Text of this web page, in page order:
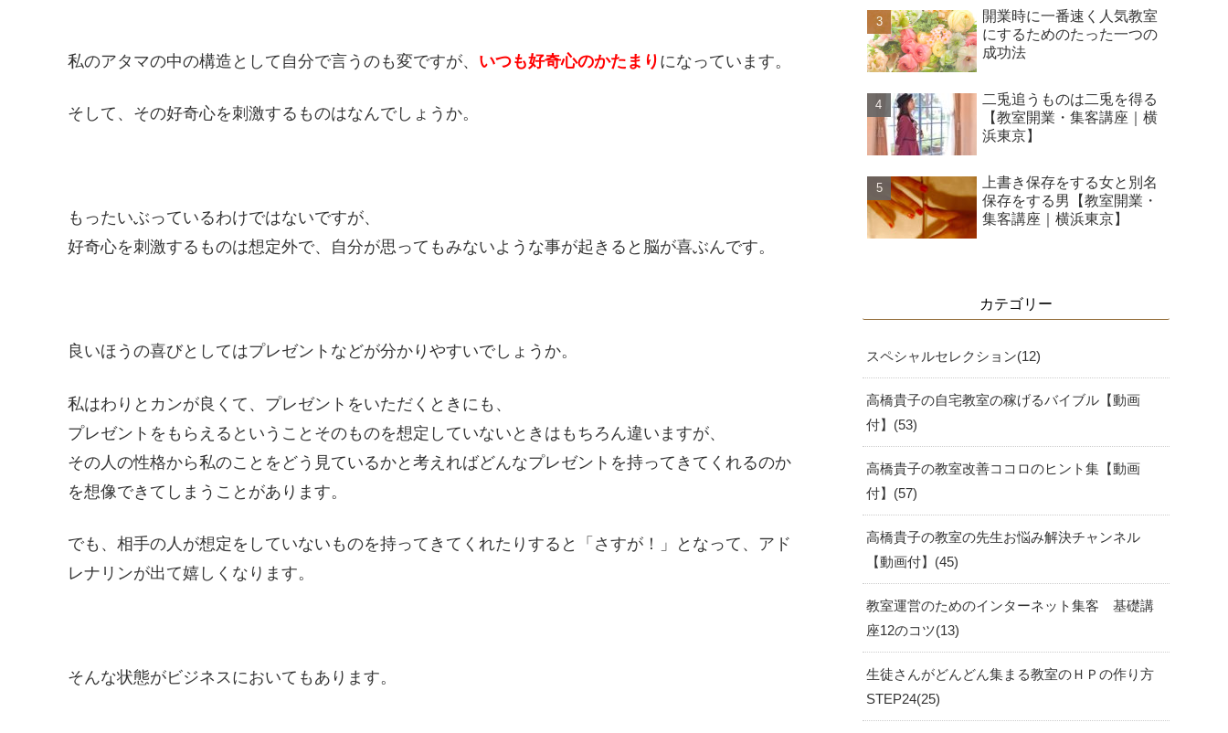
私のアタマの中の構造として自分で言うのも変ですが、 いつも好奇心のかたまり になっています。
そして、その好奇心を刺激するものはなんでしょうか。
もったいぶっているわけではないですが、
好奇心を刺激するものは想定外で、自分が思ってもみないような事が起きると脳が喜ぶんです。
良いほうの喜びとしてはプレゼントなどが分かりやすいでしょうか。
私はわりとカンが良くて、プレゼントをいただくときにも、
プレゼントをもらえるということそのものを想定していないときはもちろん違いますが、
その人の性格から私のことをどう見ているかと考えればどんなプレゼントを持ってきてくれるのか
を想像できてしまうことがあります。
でも、相手の人が想定をしていないものを持ってきてくれたりすると「さすが！」となって、アド
レナリンが出て嬉しくなります。
そんな状態がビジネスにおいてもあります。
開業時に一番速く人気教室
にするためのたった一つの
成功法
二兎追うものは二兎を得る
【教室開業・集客講座｜横
浜東京】
上書き保存をする女と別名
保存をする男【教室開業・
集客講座｜横浜東京】
カテゴリー
スペシャルセレクション 12
高橋貴子の自宅教室の稼げるバイブル【動画
付】
53
高橋貴子の教室改善ココロのヒント集【動画
付】
57
高橋貴子の教室の先生お悩み解決チャンネル
【動画付】
45
教室運営のためのインターネット集客 基礎講
座12のコツ 13
生徒さんがどんどん集まる教室のＨＰの作り方
STEP24 25